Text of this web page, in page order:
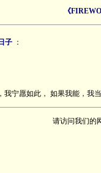
《
子 ：
宁愿如此， 如果我能，我
请访问我们的